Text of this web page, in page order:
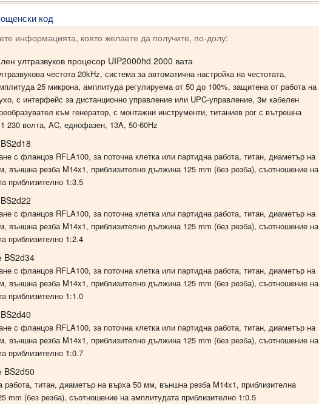
код
информацията, която желаете да получите, по-долу:
ултразвуков процесор UIP2000hd 2000 вата
честота 20kHz, система за автоматична настройка на честотата,
25 микрона, амплитуда регулируема от 50 до 100%, защитена от работа на
с интерфейс за дистанционно управление или UPC-управление, 3м кабелен
към генератор, с монтажни инструменти, титаниев рог с вътрешна
230 волта, AC, еднофазен, 13A, 50-60Hz
с фланцов RFLA100, за поточна клетка или партидна работа, титан, диаметър на
, външна резба M14x1, приблизително дължина 125 mm (без резба), съотношение на
приблизително 1:3.5
с фланцов RFLA100, за поточна клетка или партидна работа, титан, диаметър на
, външна резба M14x1, приблизително дължина 125 mm (без резба), съотношение на
приблизително 1:2.4
BS2d34
с фланцов RFLA100, за поточна клетка или партидна работа, титан, диаметър на
, външна резба M14x1, приблизително дължина 125 mm (без резба), съотношение на
приблизително 1:1.0
с фланцов RFLA100, за поточна клетка или партидна работа, титан, диаметър на
, външна резба M14x1, приблизително дължина 125 mm (без резба), съотношение на
приблизително 1:0.7
BS2d50
работа, титан, диаметър на върха50 мм, външна резба M14x1, приблизителна
mm (без резба), съотношение на амплитудата приблизително 1:0.5